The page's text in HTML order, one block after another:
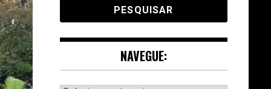
NAVEGUE: